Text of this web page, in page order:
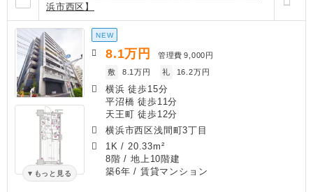
浜市西区】
もっと見る
NEW
8.1万円 管理費 9,000円
敷
8.1万円 礼 16.2万円
横浜 徒歩15分
平沼橋 徒歩11分
天王町 徒歩12分
横浜市西区浅間町3丁目
1K / 20.33m²
8階 / 地上10階建
築6年 / 賃貸マンション